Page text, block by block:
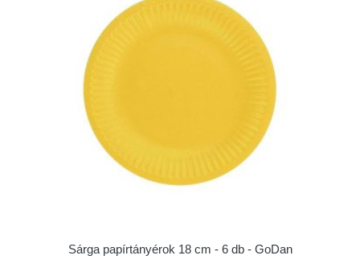
Sárga papírtányérok 18 cm - 6 db - GoDan